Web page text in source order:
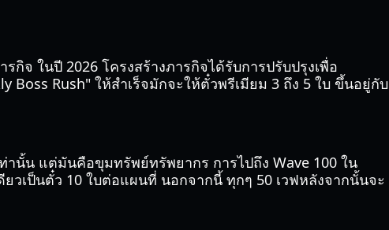
จ ในปี 2026 โครงสร้างภารกิจได้รับการปรับปรุงเพื่อ
Boss Rush" ให้สำเร็จมักจะให้ตั๋วพรีเมียม 3 ถึง 5 ใบ ขึ้นอยู่กับ
นั้น แต่มันคือขุมทรัพย์ทรัพยากร การไปถึง Wave 100 ใน
วเป็นตั๋ว 10 ใบต่อแผนที่ นอกจากนี้ ทุกๆ 50 เวฟหลังจากนั้นจะ